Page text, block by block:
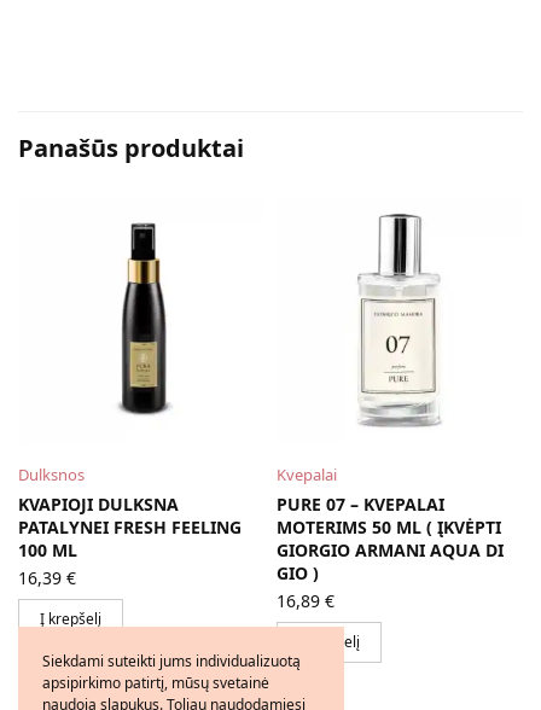
Panašūs produktai
Dulksnos
KVAPIOJI DULKSNA
PATALYNEI FRESH FEELING
100 ML
16,39 €
Į krepšelį
Kvepalai
PURE 07 – KVEPALAI
MOTERIMS 50 ML ( ĮKVĖPTI
GIORGIO ARMANI AQUA DI
GIO )
16,89 €
Į krepšelį
Siekdami suteikti jums individualizuotą
apsipirkimo patirtį, mūsų svetainė
naudoja slapukus. Toliau naudodamiesi